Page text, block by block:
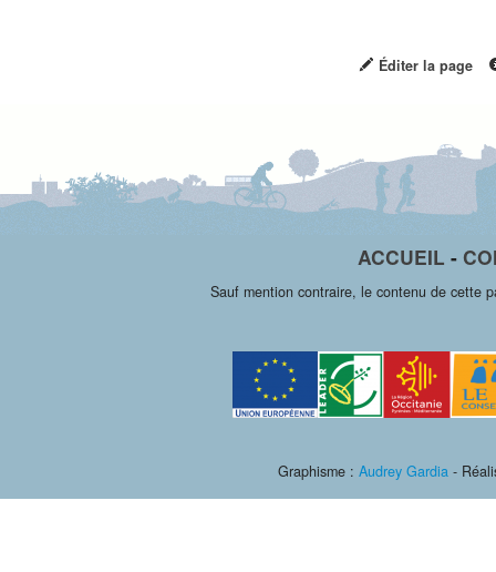
Éditer la page
ACCUEIL -
Sauf mention contraire, le contenu de cette
Graphisme : Audrey Gardia -